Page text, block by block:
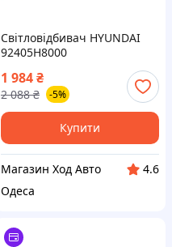
Світловідбивач HYUNDAI
92405H8000
1 984₴
2 088 ₴ -5%
Купити
Магазин Ход Авто
4.6
Одеса